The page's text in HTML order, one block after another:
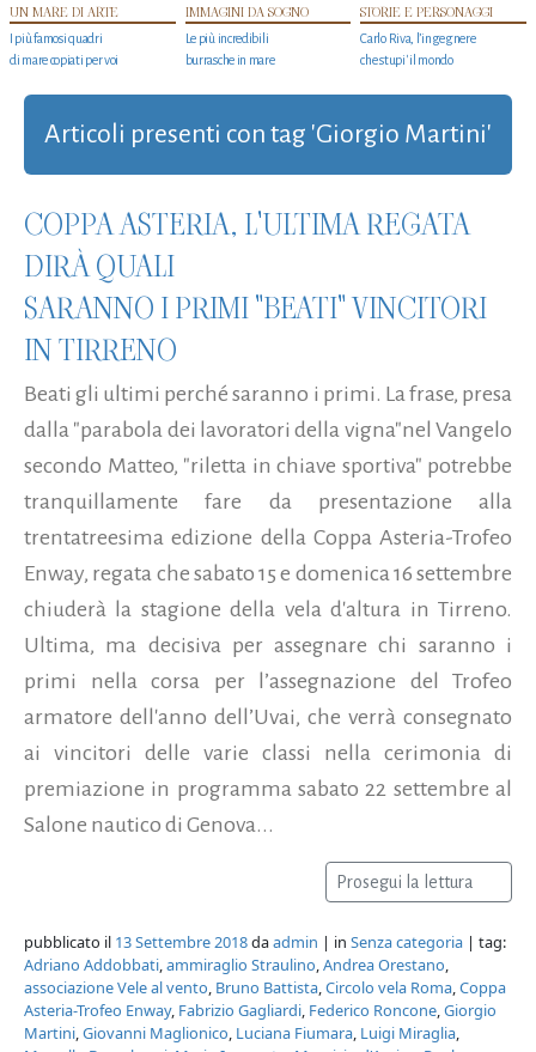
UN MARE DI ARTE
I più famosi quadri
di mare copiati per voi
IMMAGINI DA SOGNO
Le più incredibili
burrasche in mare
STORIE E PERSONAGGI
Carlo Riva, l’ingegnere
che stupi' il mondo
Articoli presenti con tag 'Giorgio Martini'
COPPA ASTERIA, L'ULTIMA REGATA
DIRÀ QUALI
SARANNO I PRIMI "BEATI" VINCITORI
IN TIRRENO
Beati gli ultimi perché saranno i primi. La frase, presa
dalla "parabola dei lavoratori della vigna"nel Vangelo
secondo Matteo, "riletta in chiave sportiva" potrebbe
tranquillamente fare da presentazione alla
trentatreesima edizione della Coppa Asteria-Trofeo
Enway, regata che sabato 15 e domenica 16 settembre
chiuderà la stagione della vela d'altura in Tirreno.
Ultima, ma decisiva per assegnare chi saranno i
primi nella corsa per l’assegnazione del Trofeo
armatore dell'anno dell’Uvai, che verrà consegnato
ai vincitori delle varie classi nella cerimonia di
premiazione in programma sabato 22 settembre al
Salone nautico di Genova...
Prosegui la lettura
pubblicato il 13 Settembre 2018daadmin | in Senza categoria | tag:
Adriano Addobbati,ammiraglio Straulino,Andrea Orestano,
associazione Vele al vento, Bruno Battista,Circolo vela Roma,Coppa
Asteria-Trofeo Enway, Fabrizio Gagliardi, Federico Roncone,Giorgio
Martini,Giovanni Maglionico, Luciana Fiumara, Luigi Miraglia,